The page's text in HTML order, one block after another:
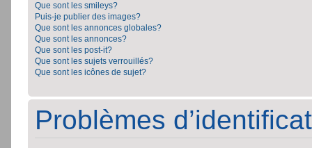
Que sont les smileys?
Puis-je publier des images?
Que sont les annonces globales?
Que sont les annonces?
Que sont les post-it?
Que sont les sujets verrouillés?
Que sont les icônes de sujet?
Problèmes